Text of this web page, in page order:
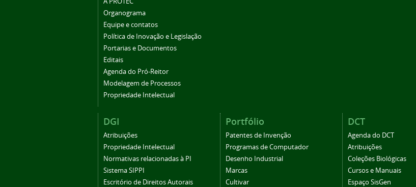
Organograma
Equipe e contatos
Política de Inovação e Legislação
Portarias e Documentos
Editais
Agenda do Pró-Reitor
Modelagem de Processos
Propriedade Intelectual
DGI
Atribuições
Propriedade Intelectual
Normativas relacionadas à PI
Sistema SIPPI
Escritório de Direitos Autorais
Portfólio
Patentes de Invenção
Programas de Computador
Desenho Industrial
Marcas
Cultivar
DCT
Agenda do DCT
Atribuições
Coleções Biológicas
Cursos e Manuais
Espaço SisGen